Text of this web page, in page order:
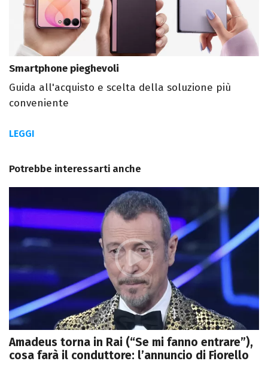
Smartphone pieghevoli
Guida all'acquisto e scelta della soluzione più
conveniente
LEGGI
Potrebbe interessarti anche
Amadeus torna in Rai (“Se mi fanno entrare”),
cosa farà il conduttore: l’annuncio di Fiorello